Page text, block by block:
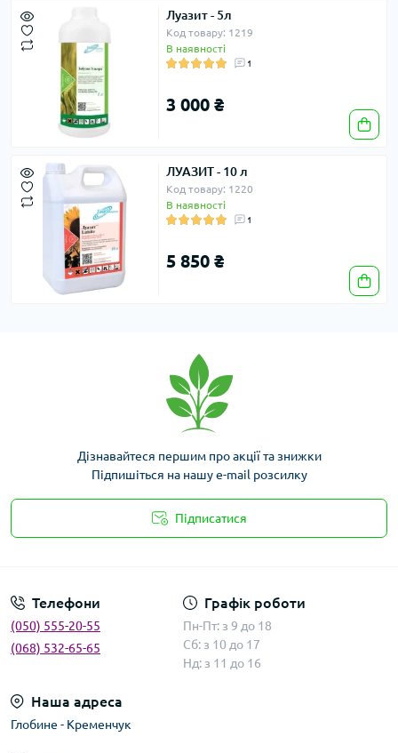
Луазит - 5л
Код товару: 1219
В наявності
1
3 000 ₴
ЛУАЗИТ - 10 л
Код товару: 1220
В наявності
1
5 850 ₴
Дізнавайтеся першим про акції та знижки
Підпишіться на нашу e-mail розсилку
Підписатися
Телефони
(050) 555-20-55
(068) 532-65-65
Графік роботи
Пн-Пт: з 9 до 18
Сб: з 10 до 17
Нд: з 11 до 16
Наша адреса
Глобине - Кременчук